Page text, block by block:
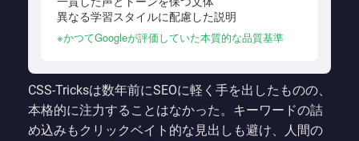
異なる学習スタイルに配慮した説明
※かつてGoogleが評価していた本質的な品質基準
CSS-Tricksは数年前にSEOに軽く手を出したものの、
本格的に注力することはなかった。キーワードの詰
め込みもクリックベイト的な見出しも避け、人間の